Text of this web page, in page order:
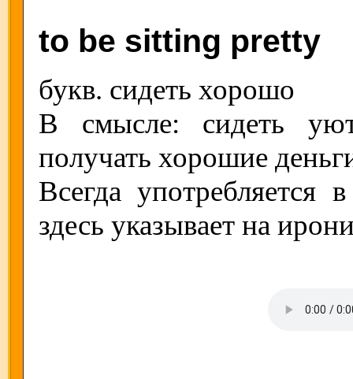
to be sitting pretty
букв. сидеть хорошо
В смысле: сидеть
получать хорошие
Всегда
здесь указывает на